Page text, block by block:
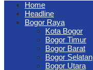
Home
Headline
Bogor Raya
Kota Bogor
Bogor Timur
Bogor Barat
Bogor Selatan
Bogor Utara